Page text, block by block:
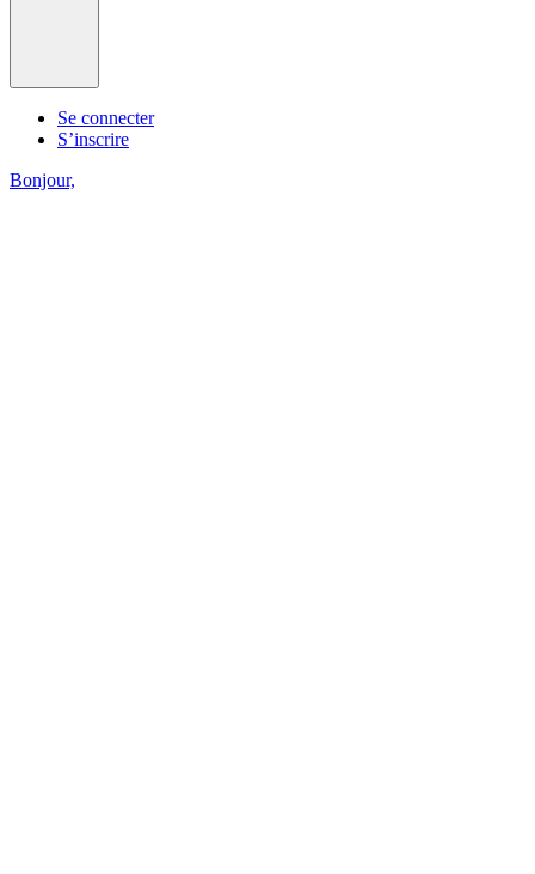
Se connecter
S’inscrire
Bonjour,